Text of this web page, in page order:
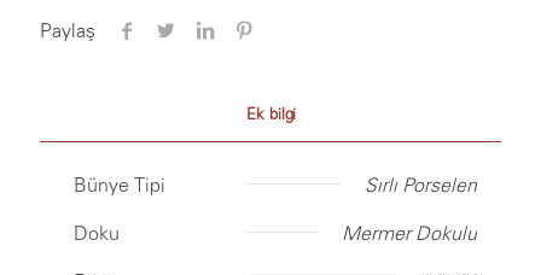
Paylaş
Ek bilgi
Bünye Tipi Sırlı Porselen
Doku Mermer Dokulu